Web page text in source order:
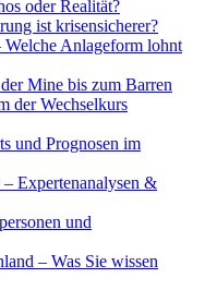
oder Realität?
ist krisensicherer?
Anlageform lohnt
Mine bis zum Barren
der Wechselkurs
und Prognosen im
Expertenanalysen &
und
– Was Sie wissen